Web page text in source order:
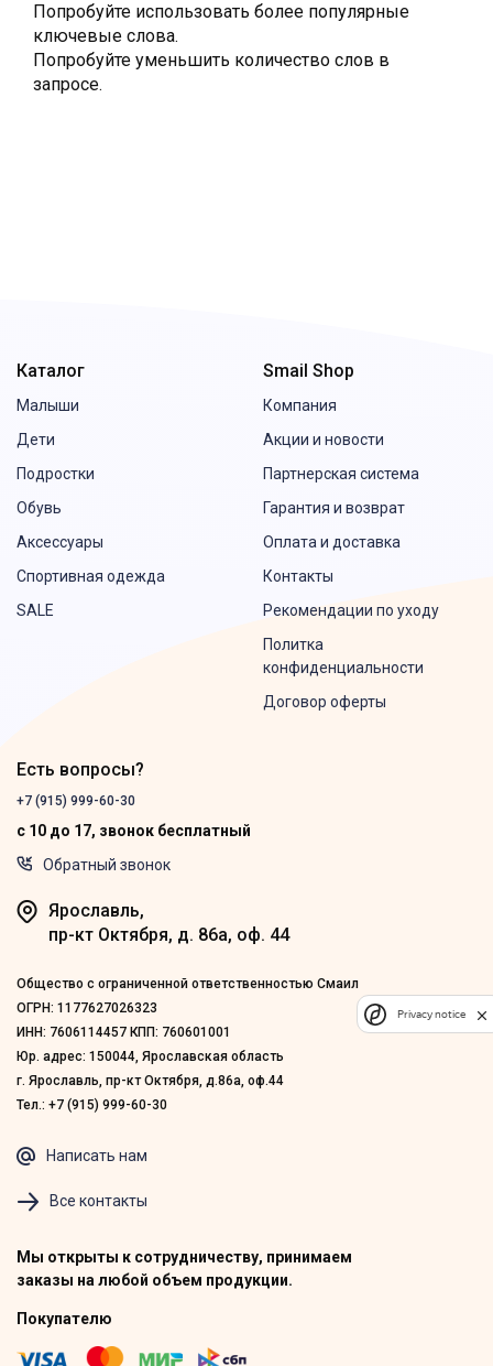
Попробуйте использовать более популярные
ключевые слова.
Попробуйте уменьшить количество слов в
запросе.
Каталог
Малыши
Дети
Подростки
Обувь
Аксессуары
Спортивная одежда
SALE
Smail Shop
Компания
Акции и новости
Партнерская система
Гарантия и возврат
Оплата и доставка
Контакты
Рекомендации по уходу
Политка
конфиденциальности
Договор оферты
Есть вопросы?
+7 (915) 999-60-30
с 10 до 17, звонок бесплатный
Обратный звонок
Ярославль,
пр-кт Октября, д. 86а, оф. 44
Общество с ограниченной ответственностью Смаил
ОГРН: 1177627026323
ИНН: 7606114457 КПП: 760601001
Юр. адрес: 150044, Ярославская область
г. Ярославль, пр-кт Октября, д.86а, оф.44
Тел.: +7 (915) 999-60-30
Написать нам
Все контакты
Мы открыты к сотрудничеству, принимаем
заказы на любой объем продукции.
Покупателю
Privacy notice